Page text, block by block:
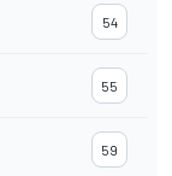
54
55
59